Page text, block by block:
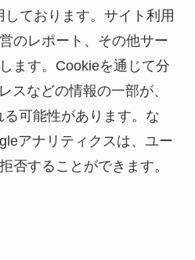
ております。サイト利用
のレポート、その他サー
ます。Cookieを通じて分
スなどの情報の一部が、
可能性があります。な
アナリティクスは、ユー
否することができます。